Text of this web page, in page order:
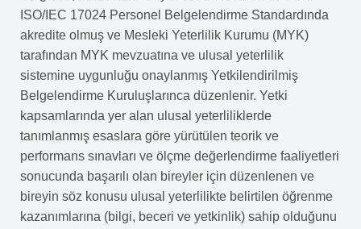
ISO/IEC 17024 Personel Belgelendirme Standardında
akredite olmuş ve Mesleki Yeterlilik Kurumu (MYK)
tarafından MYK mevzuatına ve ulusal yeterlilik
sistemine uygunluğu onaylanmış Yetkilendirilmiş
Belgelendirme Kuruluşlarınca düzenlenir. Yetki
kapsamlarında yer alan ulusal yeterliliklerde
tanımlanmış esaslara göre yürütülen teorik ve
performans sınavları ve ölçme değerlendirme faaliyetleri
sonucunda başarılı olan bireyler için düzenlenen ve
bireyin söz konusu ulusal yeterlilikte belirtilen öğrenme
kazanımlarına (bilgi, beceri ve yetkinlik) sahip olduğunu